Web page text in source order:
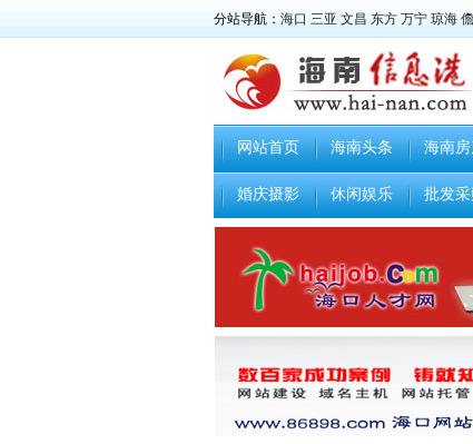
分站导航： 海口 三亚 文昌 东方 万宁 琼海
网站首页 海南头条 海南
婚庆摄影 休闲娱乐 批发